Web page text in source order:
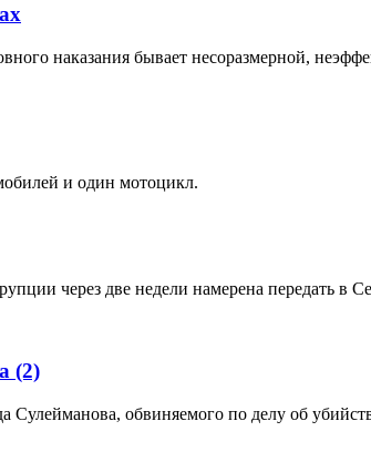
наказания бывает несоразмерной,
и один мотоцикл.
через две недели намерена передать в
(2)
Сулейманова, обвиняемого по делу об